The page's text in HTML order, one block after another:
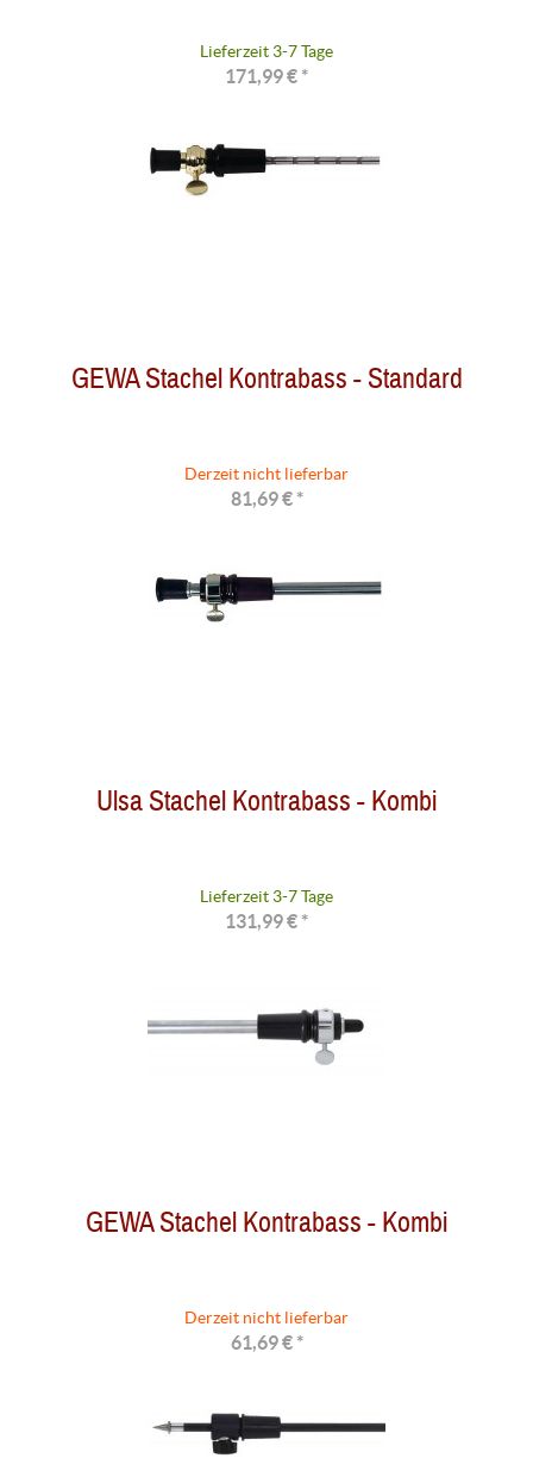
Lieferzeit 3-7 Tage
171,99 € *
GEWA Stachel Kontrabass - Standard
Derzeit nicht lieferbar
81,69 € *
Ulsa Stachel Kontrabass - Kombi
Lieferzeit 3-7 Tage
131,99 € *
GEWA Stachel Kontrabass - Kombi
Derzeit nicht lieferbar
61,69 € *